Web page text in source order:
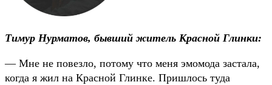
Тимур Нурматов, бывший житель Красной Глинки:
— Мне не повезло, потому что меня эмомода застала,
когда я жил на Красной Глинке. Пришлось туда